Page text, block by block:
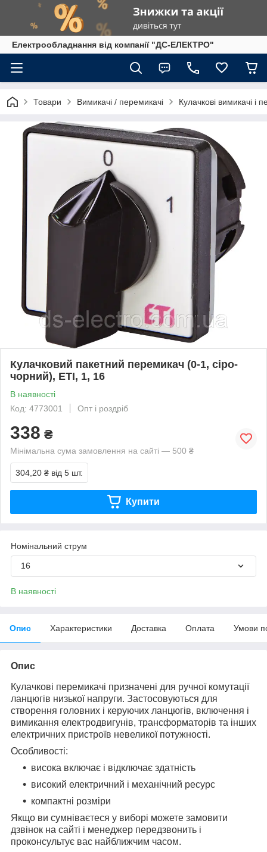
Електрообладнання від компанії "ДС-ЕЛЕКТРО"
Товари Вимикачі / перемикачі Кулачкові вимикачі і
Кулачковий пакетний перемикач (0-1, сіро-
чорний), ETI, 1, 16
В наявності
Код: 4773001
Опт і роздріб
338 ₴
Мінімальна сума замовлення на сайті — 500 ₴
304,20 ₴ від 5 шт.
Купити
Номінальний струм
16
В наявності
Опис Характеристики Доставка Оплата Умови
Опис
Кулачкові перемикачі призначені для ручної комутації
ланцюгів низької напруги. Застосовуються для
створення головних і керуючих ланцюгів, включення і
вимикання електродвигунів, трансформаторів та інших
електричних пристроїв невеликої потужності.
Особливості:
висока включає і відключає здатність
високий електричний і механічний ресурс
компактні розміри
Якщо ви сумніваєтеся у виборі можете замовити
дзвінок на сайті і менеджер передзвонить і
проконсультує вас найближчим часом.